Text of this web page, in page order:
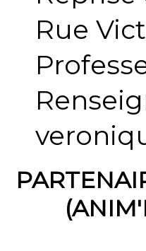
Rue